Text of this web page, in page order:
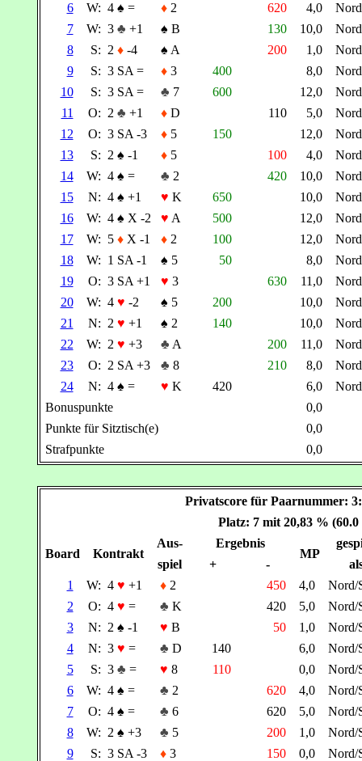
6
W: 4 ♠ = ♦2 620 4,0
7
W: 3 ♣ +1 ♠ B 130 10,0
8
S: 2 ♦-4 ♠ A 200 1,0
9
S: 3 SA = ♦3 400 8,0
10
S: 3 SA = ♣ 7 600 12,0
11
O: 2 ♣ +1 ♦D 110 5,0
12
O: 3 SA -3 ♦5 150 12,0
13
S: 2 ♠ -1 ♦5 100 4,0
14
W: 4 ♠ = ♣ 2 420 10,0
15
N: 4 ♠ +1 ♥ K 650 10,0
16
W: 4 ♠ X -2 ♥ A 500 12,0
17
W: 5 ♦X -1 ♦2 100 12,0
18
W: 1 SA -1 ♠ 5 50 8,0
19
O: 3 SA +1 ♥ 3 630 11,0
20
W: 4 ♥ -2 ♠ 5 200 10,0
21
N: 2 ♥ +1 ♠ 2 140 10,0
22
W: 2 ♥ +3 ♣ A 200 11,0
23
O: 2 SA +3 ♣ 8 210 8,0
24
N: 4 ♠ = ♥ K 420 6,0
Bonuspunkte
0,0
Punkte für Sitztisch(e)
0,0
Strafpunkte
0,0
Privatscore für Paarnummer:
Platz: 7 mit 20,83 %
Board Kontrakt
Aus- Ergebnis
MP
spiel
+ -
1
W: 4 ♥ +1 ♦2 450 4,0
2
O: 4 ♥ = ♣ K 420 5,0
3
N: 2 ♠ -1 ♥ B 50 1,0
4
N: 3 ♥ = ♣ D 140 6,0
5
S: 3 ♣ = ♥ 8 110 0,0
6
W: 4 ♠ = ♣ 2 620 4,0
7
O: 4 ♠ = ♣ 6 620 5,0
8
W: 2 ♠ +3 ♣ 5 200 1,0
9
S: 3 SA -3 ♦3 150 0,0